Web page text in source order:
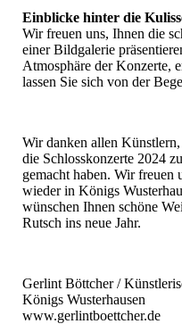
Einblicke hinter die
Wir freuen uns, Ihnen die
einer Bildgalerie
Atmosphäre der Konzerte,
lassen Sie sich von der
Wir danken allen
die Schlosskonzerte 2024
gemacht haben. Wir freuen
wieder in Königs
wünschen Ihnen schöne
Rutsch ins neue Jahr.
Gerlint Böttcher /
Königs Wusterhausen
www.gerlintboettcher.de